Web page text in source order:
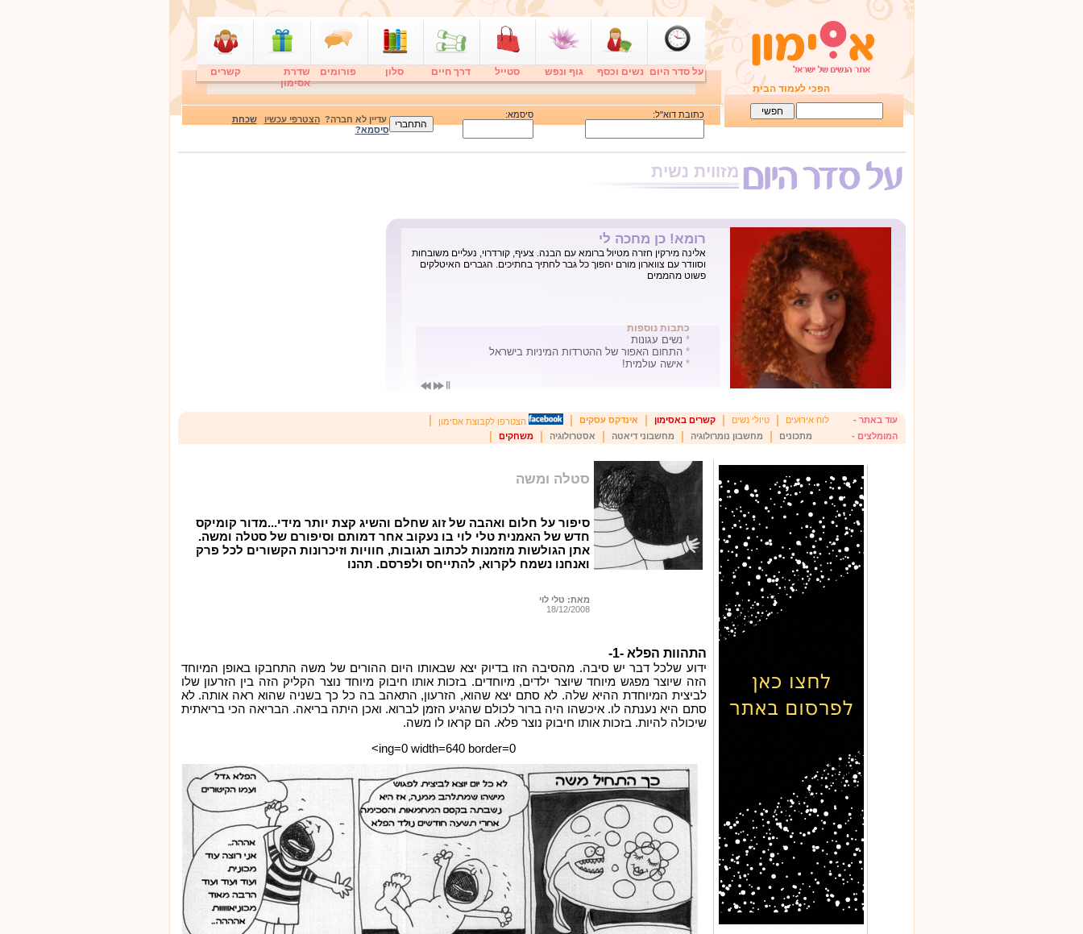
הפכי לעמוד הבית
על סדר היום נשים וכסף גוף ונפש סטייל דרך חיים סלון פורומים
שדרת
אסימון
קשרים
כתובת דוא"ל: סיסמא: עדיין לא חברה?הצטרפי עכשיו
שכחת
סיסמא?
מזווית נשית
אישה עולמית!
''אני מזמינה אותך לארוחת בוקר מפנקת לכבוד יום האישה'' כתבתי במייל
אחד לשתי חברותיי הטובות. שתי דקות אחרי שלחצתי ''שלח'' אני מקבלת
אישורים מחויכים משתיהן. אף פעם לא עשיתי עניין מיום האישה, וגם לא
כתבות נוספות
*נשים עגונות
*התחום האפור של ההטרדות המיניות בישראל
|
| קשרים באסימון | אינדקס עסקים | הצטרפו לקבוצת אסימון |
המומלצים - מתכונים|מחשבון נומרולוגיה|מחשבוני דיאטה|אסטרולוגיה|משחקים|
סטלה ומשה
סיפור על חלום ואהבה של זוג שחלם והשיג קצת יותר מידי...מדור קומיקס
חדש של האמנית טלי לוי בו נעקוב אחר דמותם וסיפורם של סטלה ומשה.
אתן הגולשות מוזמנות לכתוב תגובות, חוויות וזיכרונות הקשורים לכל פרק
ואנחנו נשמח לקרוא, להתייחס ולפרסם. תהנו
מאת: טלי לוי
התהוות הפלא -1-
ידוע שלכל דבר יש סיבה. מהסיבה הזו בדיוק יצא שבאותו היום ההורים של משה התחבקו באופן המיוחד
הזה שיוצר מפגש מיוחד שיוצר ילדים, מיוחדים. בזכות אותו חיבוק מיוחד נוצר הקליק הזה בין הזרעון שלו
לביצית המיוחדת ההיא שלה. לא סתם יצא שהוא, הזרעון, התאהב בה כל כך בשניה שהוא ראה אותה. לא
סתם היא נענתה לו. איכשהו היה ברור לכולם שהגיע הזמן לברוא. ואכן היתה בריאה. הבריאה הכי בריאתית
שיכולה להיות. בזכות אותו חיבוק נוצר פלא. הם קראו לו משה.
ing=0 width=640 border=0>